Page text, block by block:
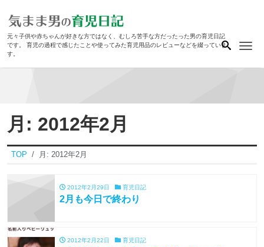
元々子供や赤ちゃんが好きな方ではなく、むしろ苦手な方だったった男の育児日記
です。 育児の過程で感じたことや使ってみた育児用品のレビューなどを綴っていま
す。
月: 2012年2月
TOP 月: 2012年2月
2012年2月29日 育児日記
2月も今日で終わり
2012年2月22日 育児日記